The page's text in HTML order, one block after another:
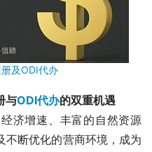
及ODI代办
与ODI代办的双重机遇
济增速、丰富的自然资源
不断优化的营商环境，成为